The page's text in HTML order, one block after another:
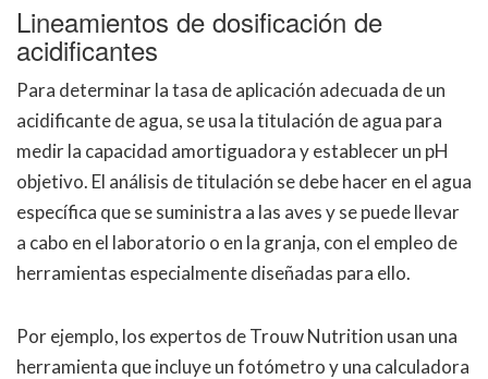
Lineamientos de dosificación de
acidificantes
Para determinar la tasa de aplicación adecuada de un
acidificante de agua, se usa la titulación de agua para
medir la capacidad amortiguadora y establecer un pH
objetivo. El análisis de titulación se debe hacer en el agua
específica que se suministra a las aves y se puede llevar
a cabo en el laboratorio o en la granja, con el empleo de
herramientas especialmente diseñadas para ello.
Por ejemplo, los expertos de Trouw Nutrition usan una
herramienta que incluye un fotómetro y una calculadora